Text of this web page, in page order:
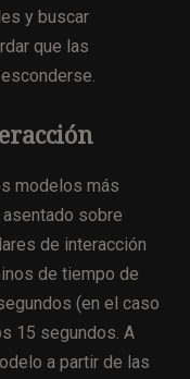
y buscar
que las
modelos más
sobre
de interacción
de tiempo de
(en el caso
15 segundos. A
a partir de las